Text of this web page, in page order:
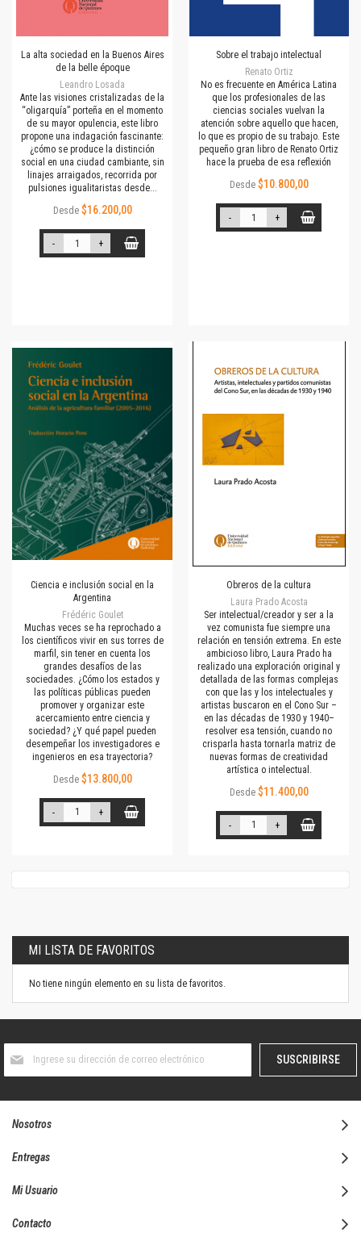
La alta sociedad en la Buenos Aires
de la belle époque
Leandro Losada
Ante las visiones cristalizadas de la
“oligarquía” porteña en el momento
de su mayor opulencia, este libro
propone una indagación fascinante:
¿cómo se produce la distinción
social en una ciudad cambiante, sin
linajes arraigados, recorrida por
pulsiones igualitaristas desde...
Desde $16.200,00
- +
Sobre el trabajo intelectual
Renato Ortiz
No es frecuente en América Latina
que los profesionales de las
ciencias sociales vuelvan la
atención sobre aquello que hacen,
lo que es propio de su trabajo. Este
pequeño gran libro de Renato Ortiz
hace la prueba de esa reflexión
Desde $10.800,00
- +
Ciencia e inclusión social en la
Argentina
Frédéric Goulet
Muchas veces se ha reprochado a
los científicos vivir en sus torres de
marfil, sin tener en cuenta los
grandes desafíos de las
sociedades. ¿Cómo los estados y
las políticas públicas pueden
promover y organizar este
acercamiento entre ciencia y
sociedad? ¿Y qué papel pueden
desempeñar los investigadores e
ingenieros en esa trayectoria?
Desde $13.800,00
- +
Obreros de la cultura
Laura Prado Acosta
Ser intelectual/creador y ser a la
vez comunista fue siempre una
relación en tensión extrema. En este
ambicioso libro, Laura Prado ha
realizado una exploración original y
detallada de las formas complejas
con que las y los intelectuales y
artistas buscaron en el Cono Sur –
en las décadas de 1930 y 1940–
resolver esa tensión, cuando no
crisparla hasta tornarla matriz de
nuevas formas de creatividad
artística o intelectual.
Desde $11.400,00
- +
MI LISTA DE FAVORITOS
No tiene ningún elemento en su lista de favoritos.
boletín
SUSCRIBIRSE
Nosotros
Entregas
Mi Usuario
Contacto